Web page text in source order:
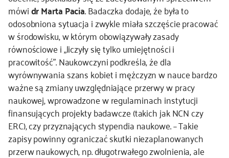
mówidr Marta Pacia. Badaczka dodaje, że była to
odosobniona sytuacja i zwykle miała szczęście pracować
w środowisku, w którym obowiązywały zasady
równościowe i „liczyły się tylko umiejętności i
pracowitość”. Naukowczyni podkreśla, że dla
wyrównywania szans kobiet i mężczyzn w nauce bardzo
ważne są zmiany uwzględniające przerwy w pracy
naukowej, wprowadzone w regulaminach instytucji
finansujących projekty badawcze (takich jak NCN czy
ERC), czy przyznających stypendia naukowe. – Takie
zapisy powinny ograniczać skutki niezaplanowanych
przerw naukowych, np. długotrwałego zwolnienia, ale